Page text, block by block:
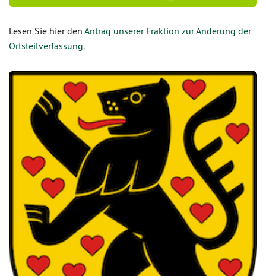
Lesen Sie hier den Antrag unserer Fraktion zur Änderung der
Ortsteilverfassung.